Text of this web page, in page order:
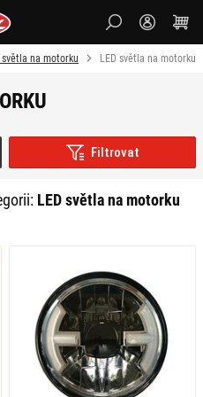
světla na motorku LED světla na motorku
Filtrovat
LED světla na motorku